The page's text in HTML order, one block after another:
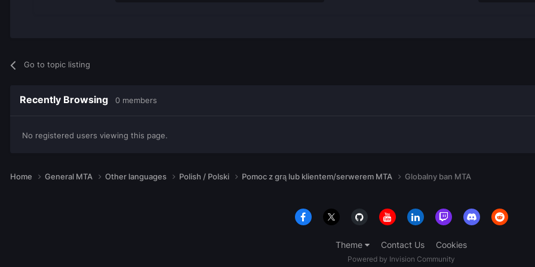
Go to topic listing
Recently Browsing 0 members
No registered users viewing this page.
Home General MTA Other languages Polish / Polski Pomoc z grą lub klientem/serwerem MTA Globalny ban MTA
Theme Contact Us Cookies
Powered by Invision Community